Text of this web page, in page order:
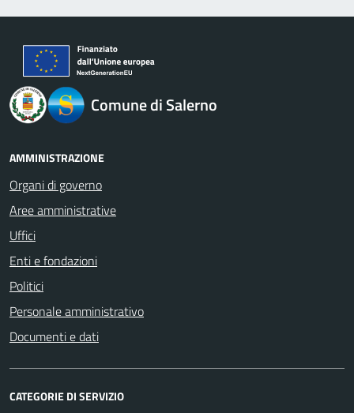
logo Unione Europea
Comune di Salerno
AMMINISTRAZIONE
Organi di governo
Aree amministrative
Uffici
Enti e fondazioni
Politici
Personale amministrativo
Documenti e dati
CATEGORIE DI SERVIZIO